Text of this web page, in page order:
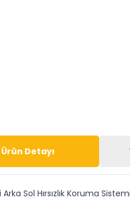
Ürün Detayı
Sol Hırsızlık Koruma